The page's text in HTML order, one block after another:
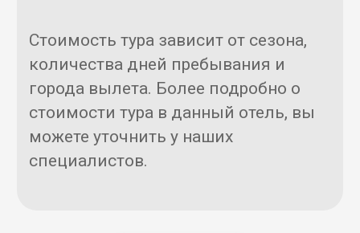
Стоимость тура зависит от сезона,
количества дней пребывания и
города вылета. Более подробно о
стоимости тура в данный отель, вы
можете уточнить у наших
специалистов.